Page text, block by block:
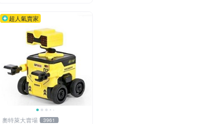
超人氣賣家
奧特萊大賣場 3961